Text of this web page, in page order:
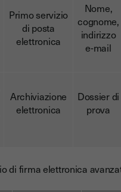
Primo servizio
di posta
elettronica
Nome,
cognome,
indirizzo
e-mail
Archiviazione
elettronica
Dossier di
prova
di firma elettronica